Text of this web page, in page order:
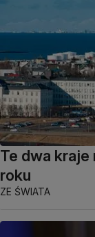
Te dwa kraje
roku
ZE ŚWIATA